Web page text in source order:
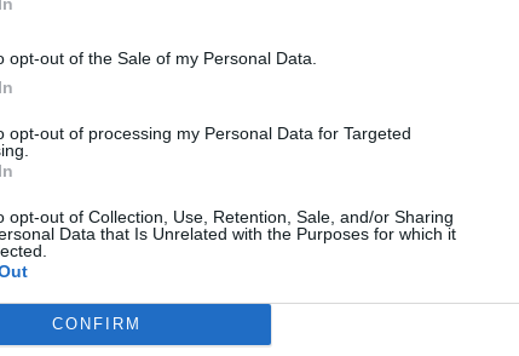
opt-out of the Sale of my Personal Data.
opt-out of processing my Personal Data for Targeted
opt-out of Collection, Use, Retention, Sale, and/or Sharing
Data that Is Unrelated with the Purposes for which it
CONFIRM
cordura. Reino Unido obligará a que los
sean utilizados en función del
05/08/26 13:32